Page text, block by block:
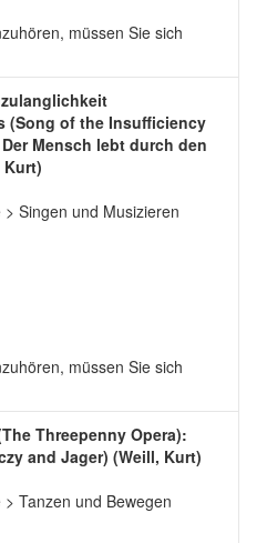
müssen Sie sich
(Song of the Insufficiency
Mensch lebt durch den
Kurt)
Singen und Musizieren
müssen Sie sich
Threepenny Opera):
and Jager) (Weill, Kurt)
Tanzen und Bewegen